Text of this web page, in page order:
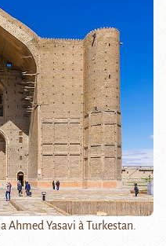
Ahmed Yasavi à Turkestan.